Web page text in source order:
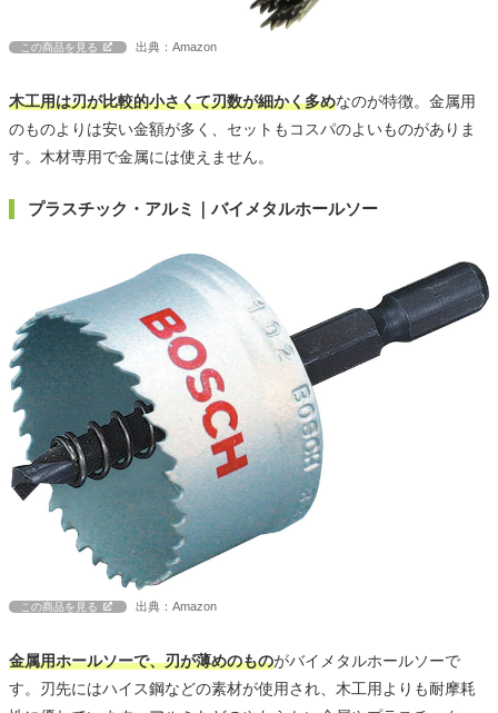
この商品を見る 出典：Amazon
木工用は刃が比較的小さくて刃数が細かく多めなのが特徴。金属用
のものよりは安い金額が多く、セットもコスパのよいものがありま
す。木材専用で金属には使えません。
プラスチック・アルミ｜バイメタルホールソー
この商品を見る 出典：Amazon
金属用ホールソーで、刃が薄めのものがバイメタルホールソーで
す。刃先にはハイス鋼などの素材が使用され、木工用よりも耐摩耗